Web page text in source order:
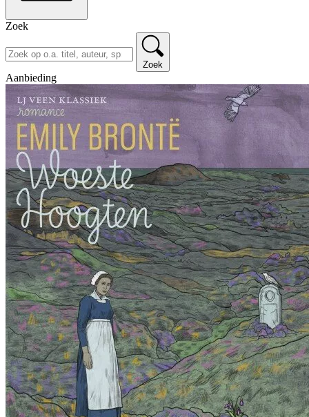
Zoek
Zoek
Aanbieding